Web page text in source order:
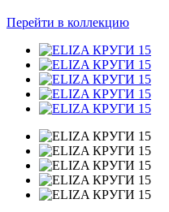
Перейти в коллекцию